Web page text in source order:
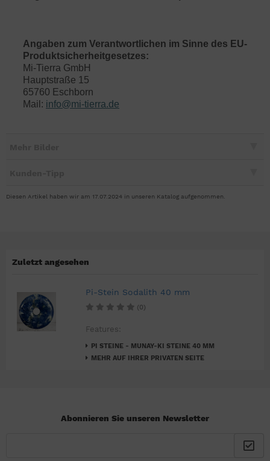
Angaben zum Verantwortlichen im Sinne des EU-
Produktsicherheitgesetzes:
Mi-Tierra GmbH
Hauptstraße 15
65760 Eschborn
Mail: info@mi-tierra.de
Diesen Artikel haben wir am 17.07.2024 in unseren Katalog aufgenommen.
Zuletzt angesehen
Pi-Stein Sodalith 40 mm
(0)
Features:
PI STEINE - MUNAY-KI STEINE 40 MM
MEHR AUF IHRER PRIVATEN SEITE
Abonnieren Sie unseren Newsletter